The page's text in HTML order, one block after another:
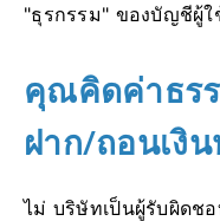
"ธุรกรรม" ของบัญชีผู้ใ
คุณคิดค่าธร
ฝาก/ถอนเงิน
ไม่ บริษัทเป็นผู้รับผิดช